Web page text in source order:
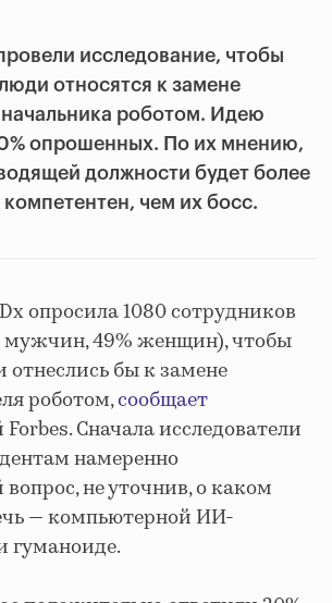
исследование, чтобы
относятся к замене
роботом. Идею
опрошенных. По их мнению,
должности будет более
чем их босс.
опросила 1080 сотрудников
мужчин, 49% женщин), чтобы
отнеслись бы к замене
роботом,сообщает
Сначала исследователи
намеренно
не уточнив, о каком
— компьютерной ИИ-
гуманоиде.